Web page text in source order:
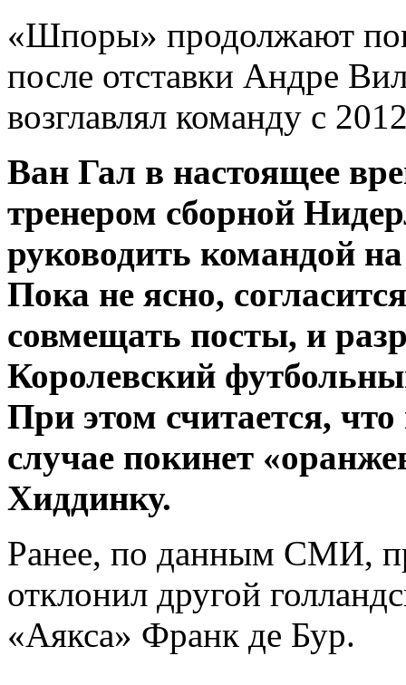
«Шпоры» продолжают
после отставки Андре
возглавлял команду с
Ван Гал в настоящее
тренером сборной
руководить командой
Пока не ясно,
совмещать посты, и
Королевский
При этом считается,
случае покинет
Хиддинку.
Ранее, по данным СМИ,
отклонил другой
«Аякса» Франк де Бур.